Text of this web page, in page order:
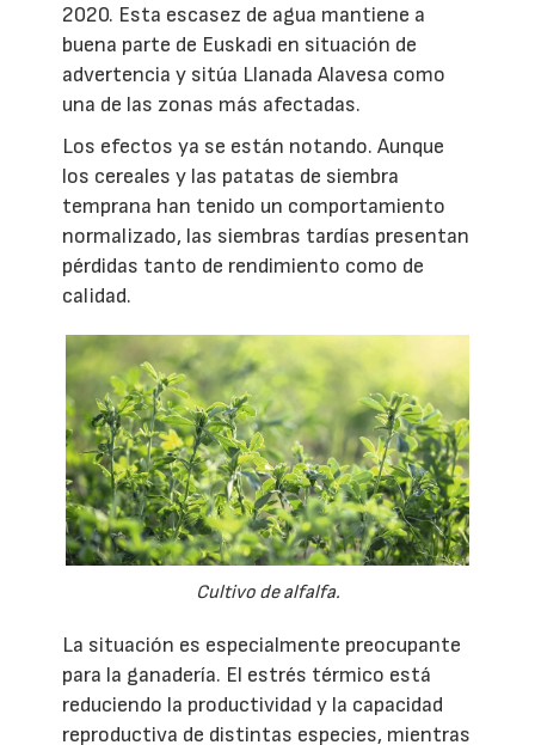
2020. Esta escasez de agua mantiene a
buena parte de Euskadi en situación de
advertencia y sitúa Llanada Alavesa como
una de las zonas más afectadas.
Los efectos ya se están notando. Aunque
los cereales y las patatas de siembra
temprana han tenido un comportamiento
normalizado, las siembras tardías presentan
pérdidas tanto de rendimiento como de
calidad.
Cultivo de alfalfa.
La situación es especialmente preocupante
para la ganadería. El estrés térmico está
reduciendo la productividad y la capacidad
reproductiva de distintas especies, mientras